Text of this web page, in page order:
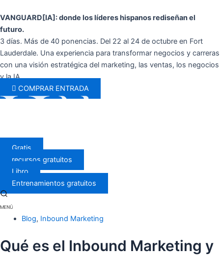
al
contenido
VANGUARD[IA]: donde los líderes hispanos rediseñan el
futuro.
3 días. Más de 40 ponencias. Del 22 al 24 de octubre en Fort
Lauderdale. Una experiencia para transformar negocios y carreras
con una visión estratégica del marketing, las ventas, los negocios
y la IA.
COMPRAR ENTRADA
Gratis
recursos gratuitos
Libro
Entrenamientos gratuitos
Blog, Inbound Marketing
Qué es el Inbound Marketing y